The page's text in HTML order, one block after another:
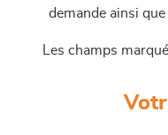
demande ainsi
Les champs